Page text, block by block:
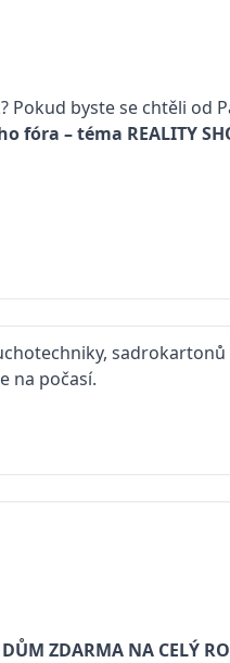
byste se chtěli od
fóra – téma REALITY
na počasí.
ZDARMA NA CELÝ